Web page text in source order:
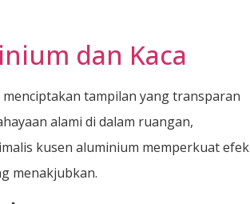
dan Kaca
tampilan yang transparan
alami di dalam ruangan,
kusen aluminium memperkuat efek
menakjubkan.